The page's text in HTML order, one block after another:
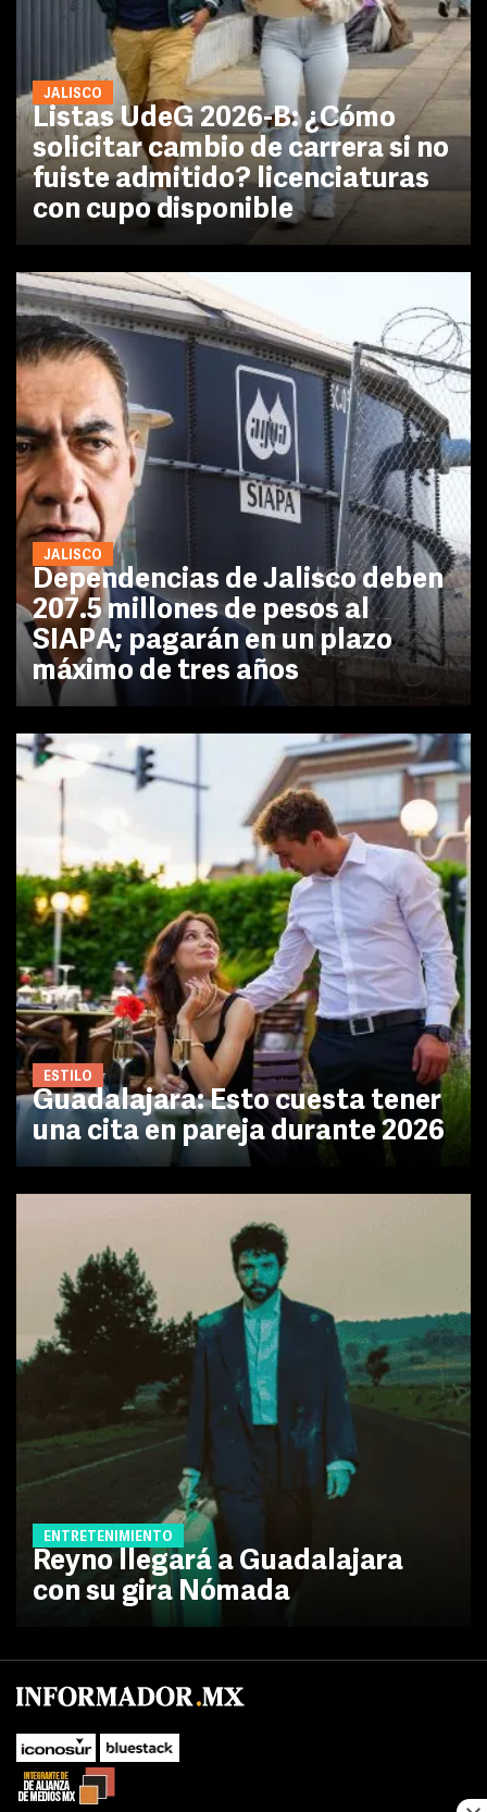
JALISCO
Listas UdeG 2026-B: ¿Cómo
solicitar cambio de carrera si no
fuiste admitido? licenciaturas
con cupo disponible
JALISCO
Dependencias de Jalisco deben
207.5 millones de pesos al
SIAPA; pagarán en un plazo
máximo de tres años
ESTILO
Guadalajara: Esto cuesta tener
una cita en pareja durante 2026
ENTRETENIMIENTO
Reyno llegará a Guadalajara
con su gira Nómada